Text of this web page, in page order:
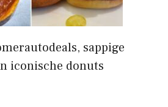
sappige
iconische donuts